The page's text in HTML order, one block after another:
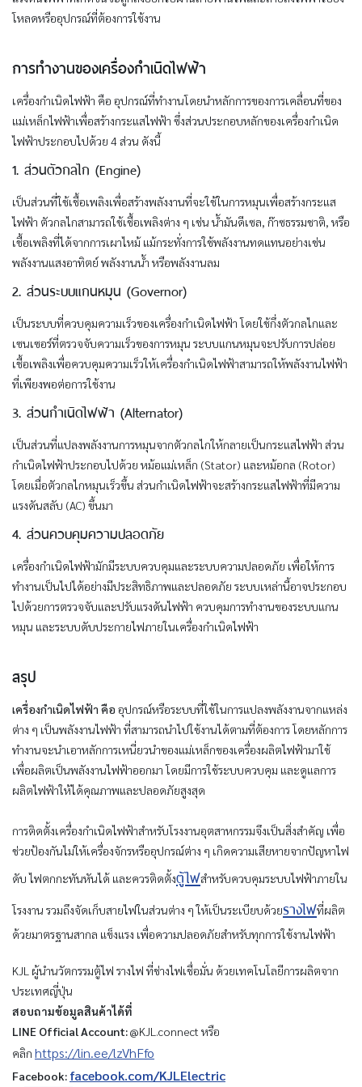
โหลดหรืออุปกรณ์ที่ต้องการใช้งาน
การทำงานของเครื่องกำเนิดไฟฟ้า
เครื่องกำเนิดไฟฟ้า คือ อุปกรณ์ที่ทำงานโดยนำหลักการของการเคลื่อนที่ของ
แม่เหล็กไฟฟ้าเพื่อสร้างกระแสไฟฟ้า ซึ่งส่วนประกอบหลักของเครื่องกำเนิด
ไฟฟ้าประกอบไปด้วย 4 ส่วน ดังนี้
1. ส่วนตัวกลไก (Engine)
เป็นส่วนที่ใช้เชื้อเพลิงเพื่อสร้างพลังงานที่จะใช้ในการหมุนเพื่อสร้างกระแส
ไฟฟ้า ตัวกลไกสามารถใช้เชื้อเพลิงต่าง ๆ เช่น น้ำมันดีเซล, ก๊าซธรรมชาติ, หรือ
เชื้อเพลิงที่ได้จากการเผาไหม้ แม้กระทั่งการใช้พลังงานทดแทนอย่างเช่น
พลังงานแสงอาทิตย์ พลังงานน้ำ หรือพลังงานลม
2. ส่วนระบบแกนหมุน (Governor)
เป็นระบบที่ควบคุมความเร็วของเครื่องกำเนิดไฟฟ้า โดยใช้กึ่งตัวกลไกและ
เซนเซอร์ที่ตรวจจับความเร็วของการหมุน ระบบแกนหมุนจะปรับการปล่อย
เชื้อเพลิงเพื่อควบคุมความเร็วให้เครื่องกำเนิดไฟฟ้าสามารถให้พลังงานไฟฟ้า
ที่เพียงพอต่อการใช้งาน
3. ส่วนกำเนิดไฟฟ้า (Alternator)
เป็นส่วนที่แปลงพลังงานการหมุนจากตัวกลไกให้กลายเป็นกระแสไฟฟ้า ส่วน
กำเนิดไฟฟ้าประกอบไปด้วย หม้อแม่เหล็ก (Stator) และหม้อกล (Rotor)
โดยเมื่อตัวกลไกหมุนเร็วขึ้น ส่วนกำเนิดไฟฟ้าจะสร้างกระแสไฟฟ้าที่มีความ
แรงดันสลับ (AC) ขึ้นมา
4. ส่วนควบคุมความปลอดภัย
เครื่องกำเนิดไฟฟ้ามักมีระบบควบคุมและระบบความปลอดภัย เพื่อให้การ
ทำงานเป็นไปได้อย่างมีประสิทธิภาพและปลอดภัย ระบบเหล่านี้อาจประกอบ
ไปด้วยการตรวจจับและปรับแรงดันไฟฟ้า ควบคุมการทำงานของระบบแกน
หมุน และระบบดับประกายไฟภายในเครื่องกำเนิดไฟฟ้า
สรุป
เครื่องกำเนิดไฟฟ้า คือ อุปกรณ์หรือระบบที่ใช้ในการแปลงพลังงานจากแหล่ง
ต่าง ๆ เป็นพลังงานไฟฟ้า ที่สามารถนำไปใช้งานได้ตามที่ต้องการ โดยหลักการ
ทำงานจะนำเอาหลักการเหนี่ยวนำของแม่เหล็กของเครื่องผลิตไฟฟ้ามาใช้
เพื่อผลิตเป็นพลังงานไฟฟ้าออกมา โดยมีการใช้ระบบควบคุม และดูแลการ
ผลิตไฟฟ้าให้ได้คุณภาพและปลอดภัยสูงสุด
การติดตั้งเครื่องกำเนิดไฟฟ้าสำหรับโรงงานอุตสาหกรรมจึงเป็นสิ่งสำคัญ เพื่อ
ช่วยป้องกันไม่ให้เครื่องจักรหรืออุปกรณ์ต่าง ๆ เกิดความเสียหายจากปัญหาไฟ
ดับ ไฟตกกะทันหันได้ และควรติดตั้งตู้ไฟสำหรับควบคุมระบบไฟฟ้าภายใน
โรงงาน รวมถึงจัดเก็บสายไฟในส่วนต่าง ๆ ให้เป็นระเบียบด้วยรางไฟที่ผลิต
ด้วยมาตรฐานสากล แข็งแรง เพื่อความปลอดภัยสำหรับทุกการใช้งานไฟฟ้า
KJL ผู้นำนวัตกรรมตู้ไฟ รางไฟ ที่ช่างไฟเชื่อมั่น ด้วยเทคโนโลยีการผลิตจาก
ประเทศญี่ปุ่น
สอบถามข้อมูลสินค้าได้ที่
LINE Official Account:@KJL.connect หรือ
คลิก https://lin.ee/lzVhFfo
Facebook: facebook.com/KJLElectric